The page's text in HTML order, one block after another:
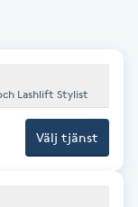
Lashlift Stylist
Välj tjänst